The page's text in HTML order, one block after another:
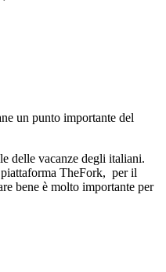
un punto importante del
delle vacanze degli italiani.
piattaforma TheFork, per il
bene è molto importante per